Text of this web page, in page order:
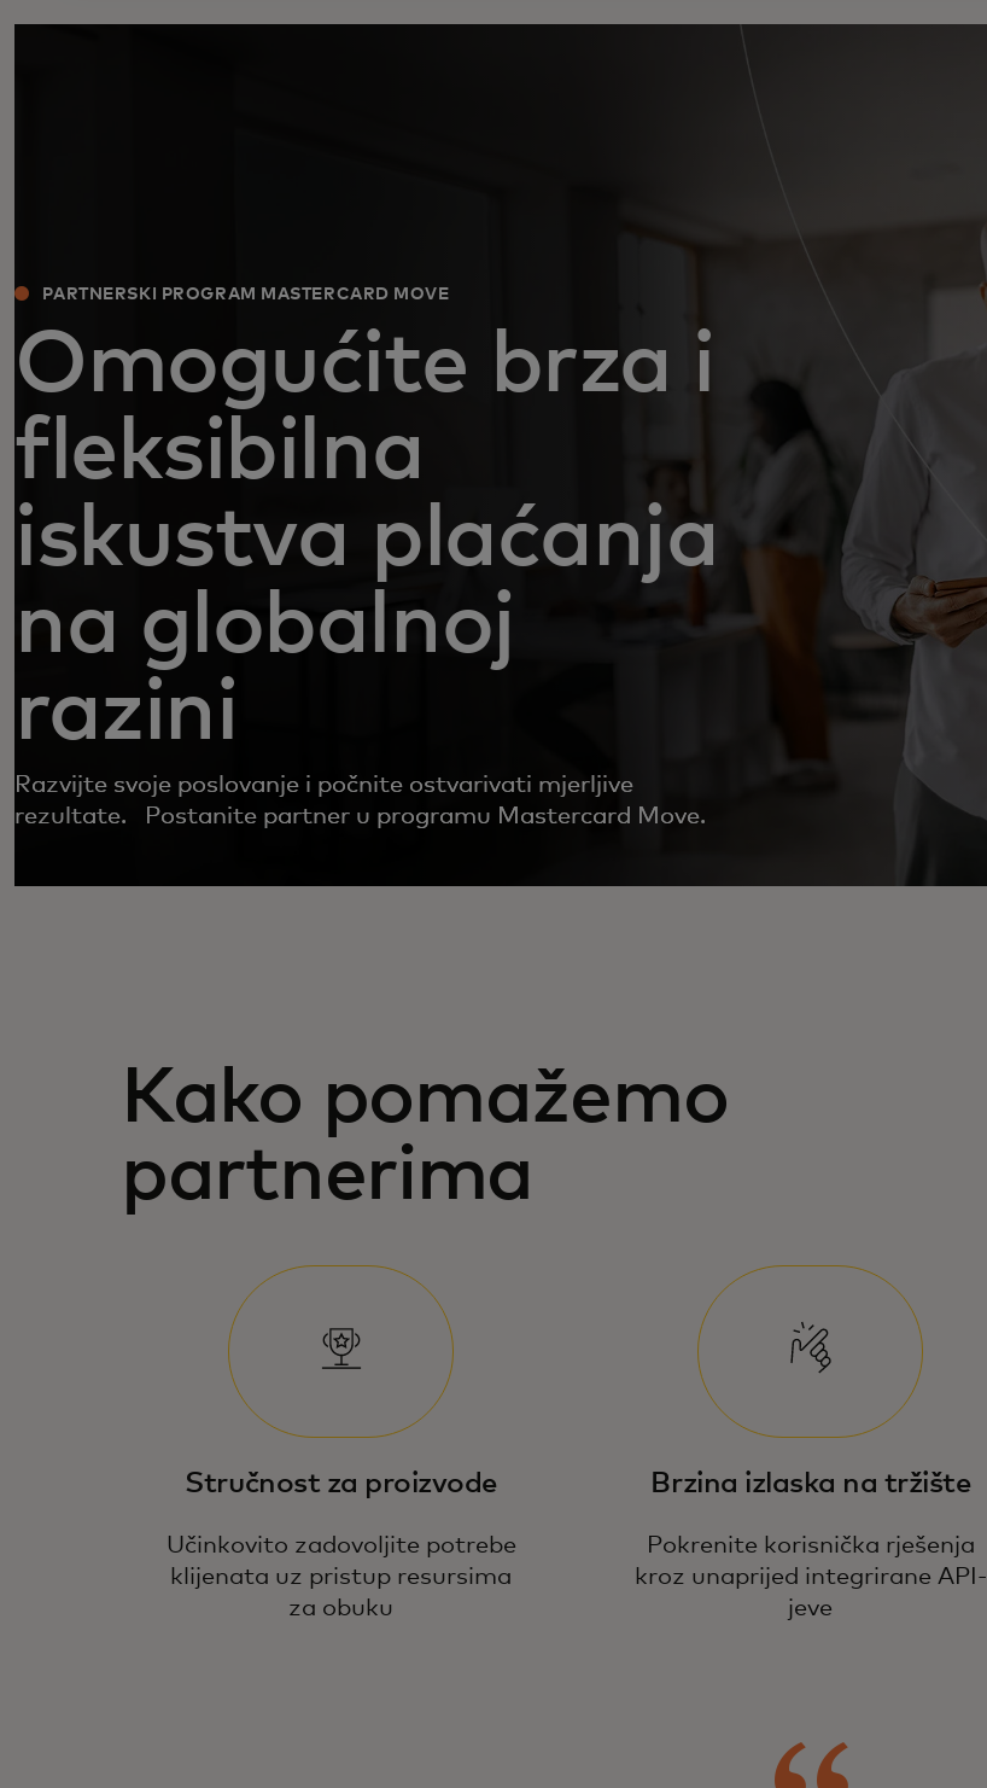
PARTNERSKI PROGRAM MASTERCARD MOVE
Omogućite brza i
fleksibilna
iskustva plaćanja
na globalnoj
razini
Razvijte svoje poslovanje i počnite ostvarivati mjerljive
rezultate. Postanite partner u programu Mastercard Move.
Kako pomažemo
partnerima
Stručnost za proizvode
Učinkovito zadovoljite potrebe
klijenata uz pristup resursima
za obuku
Brzina izlaska na tržište
Pokrenite korisnička rješenja
kroz unaprijed integrirane API-
jeve